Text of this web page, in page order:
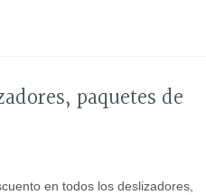
paquetes de
en todos los deslizadores,